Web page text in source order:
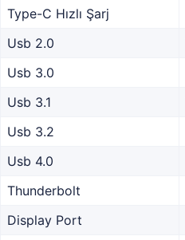
Type-C Hızlı Şarj
Usb 2.0
Usb 3.0
Usb 3.1
Usb 3.2
Usb 4.0
Thunderbolt
Display Port